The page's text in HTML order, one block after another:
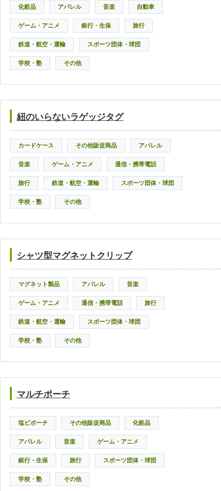
化粧品 アパレル 音楽 自動車
ゲーム・アニメ 銀行・生保 旅行
鉄道・航空・運輸 スポーツ団体・球団
学校・塾 その他
紐のいらないラゲッジタグ
カードケース その他販促商品 アパレル
音楽 ゲーム・アニメ 通信・携帯電話
旅行 鉄道・航空・運輸 スポーツ団体・球団
学校・塾 その他
シャツ型マグネットクリップ
マグネット製品 アパレル 音楽
ゲーム・アニメ 通信・携帯電話 旅行
鉄道・航空・運輸 スポーツ団体・球団
学校・塾 その他
マルチポーチ
塩ビポーチ その他販促商品 化粧品
アパレル 音楽 ゲーム・アニメ
銀行・生保 旅行 スポーツ団体・球団
学校・塾 その他